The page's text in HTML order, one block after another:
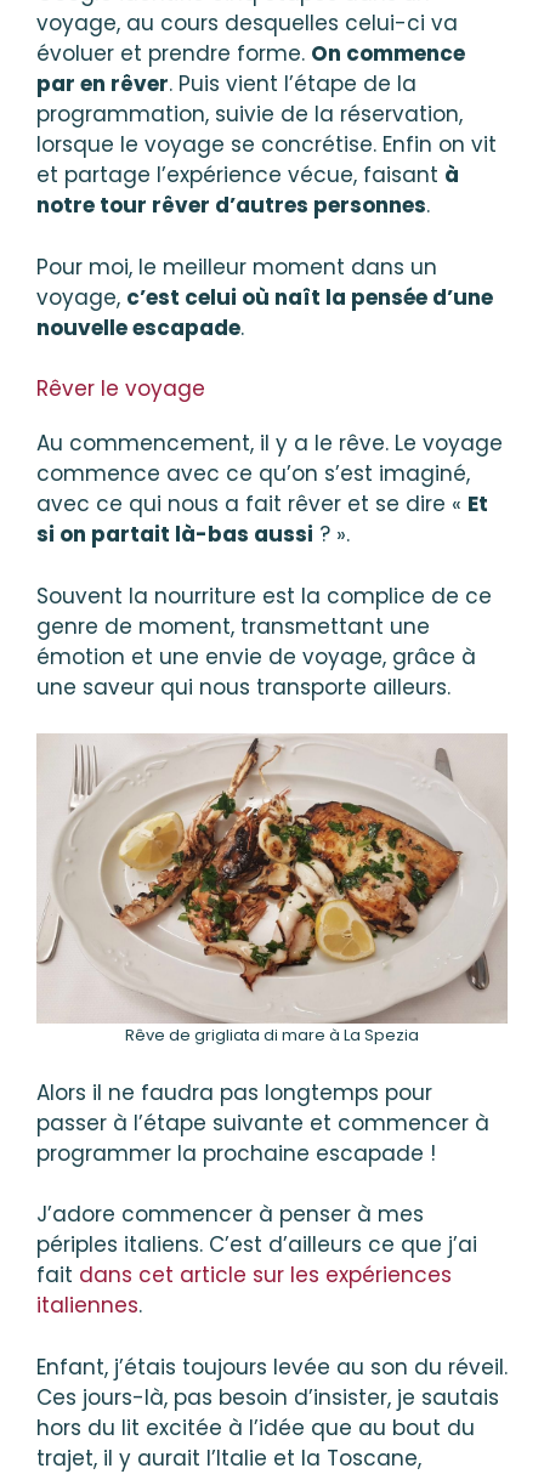
voyage, au cours desquelles celui-ci va
évoluer et prendre forme. On commence
par en rêver. Puis vient l’étape de la
programmation, suivie de la réservation,
lorsque le voyage se concrétise. Enfin on vit
et partage l’expérience vécue, faisant à
notre tour rêver d’autres personnes.
Pour moi, le meilleur moment dans un
voyage, c’est celui où naît la pensée d’une
nouvelle escapade.
Rêver le voyage
Au commencement, il y a le rêve. Le voyage
commence avec ce qu’on s’est imaginé,
avec ce qui nous a fait rêver et se dire « Et
si on partait là-bas aussi ? ».
Souvent la nourriture est la complice de ce
genre de moment, transmettant une
émotion et une envie de voyage, grâce à
une saveur qui nous transporte ailleurs.
Rêve de grigliata di mare à La Spezia
Alors il ne faudra pas longtemps pour
passer à l’étape suivante et commencer à
programmer la prochaine escapade !
J’adore commencer à penser à mes
périples italiens. C’est d’ailleurs ce que j’ai
fait dans cet article sur les expériences
italiennes.
Enfant, j’étais toujours levée au son du réveil.
Ces jours-là, pas besoin d’insister, je sautais
hors du lit excitée à l’idée que au bout du
trajet, il y aurait l’Italie et la Toscane,